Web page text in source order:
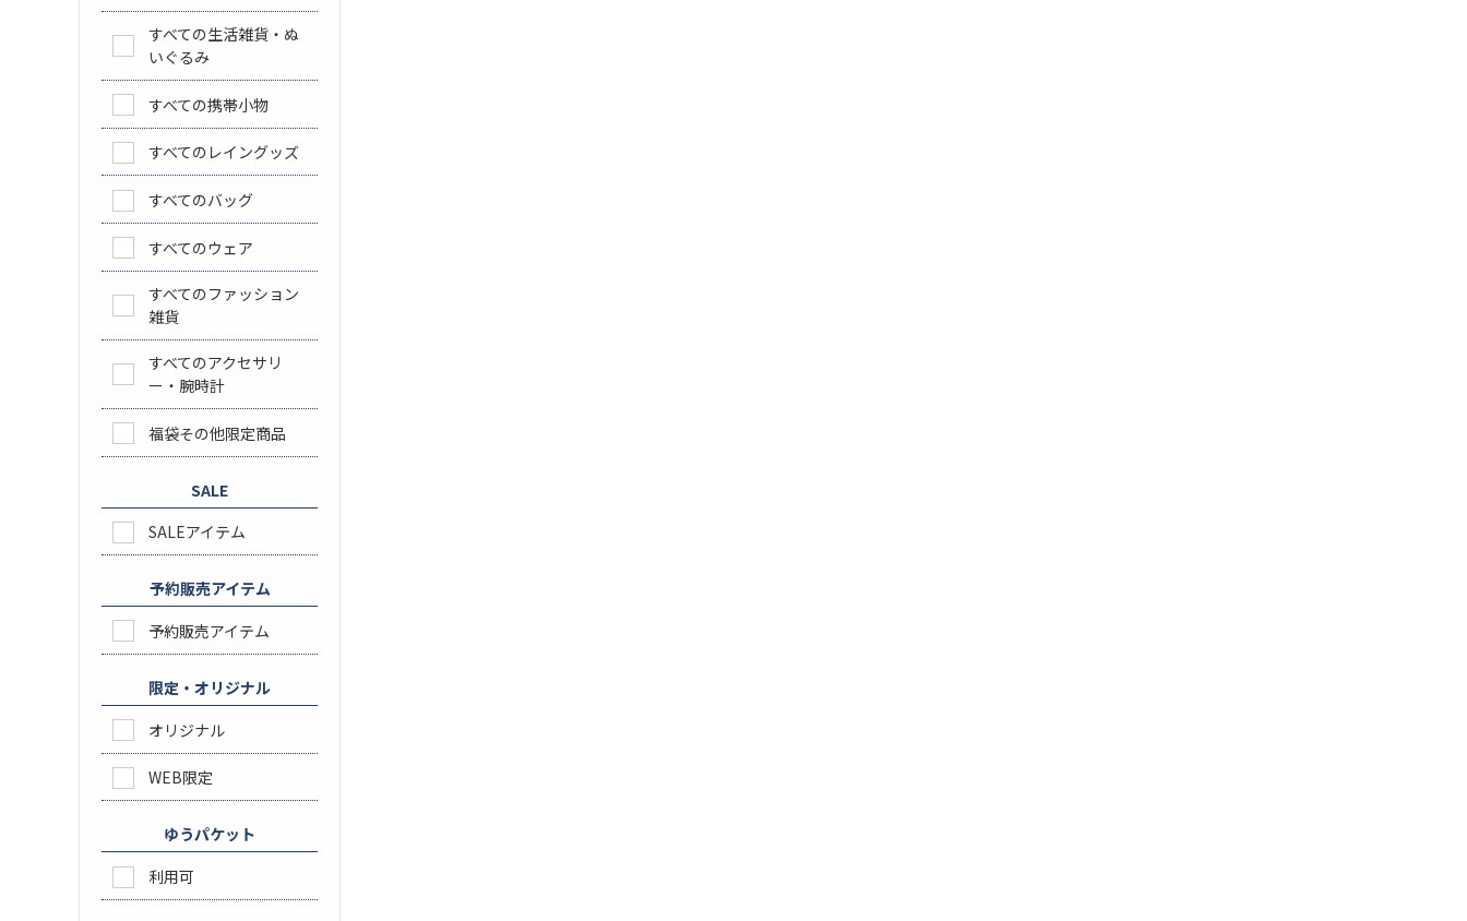
すべての生活雑貨・ぬ
いぐるみ
すべての携帯小物
すべてのレイングッズ
すべてのバッグ
すべてのウェア
すべてのファッション
雑貨
すべてのアクセサリ
ー・腕時計
福袋その他限定商品
SALE
SALEアイテム
予約販売アイテム
予約販売アイテム
限定・オリジナル
オリジナル
WEB限定
ゆうパケット
利用可